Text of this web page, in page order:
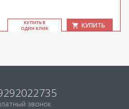
КУ­ПИТЬ В
ОДИН КЛИК
КУПИТЬ
звонок